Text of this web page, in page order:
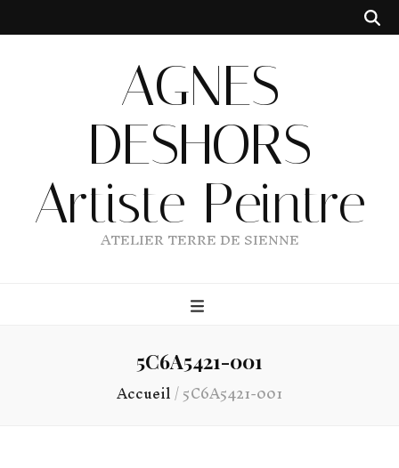
AGNES
DESHORS
Artiste Peintre
ATELIER TERRE DE SIENNE
5C6A5421-001
Accueil/5C6A5421-001